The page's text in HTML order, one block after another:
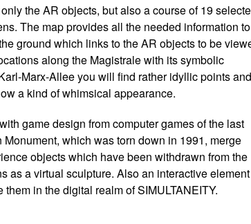
the AR objects, but also a course of 19
The map provides all the needed information to
ground which links to the AR objects to be
along the Magistrale with its symbolic
Marx-Allee you will find rather idyllic points and
a kind of whimsical appearance.
game design from computer games of the last
which was torn down in 1991, merge
objects which have been withdrawn from the
as a virtual sculpture. Also an interactive element
in the digital realm of SIMULTANEITY.